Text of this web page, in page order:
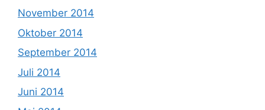
November 2014
Oktober 2014
September 2014
Juli 2014
Juni 2014